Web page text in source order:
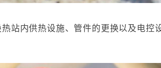
站内供热设施、管件的更换以及电控